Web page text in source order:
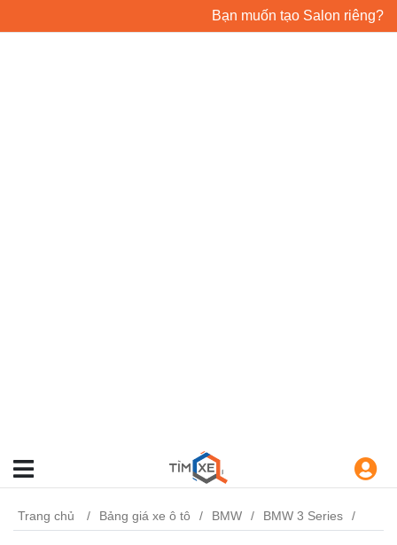
Bạn muốn tạo Salon riêng?
Trang chủ Bảng giá xe ô tô BMW BMW 3 Series